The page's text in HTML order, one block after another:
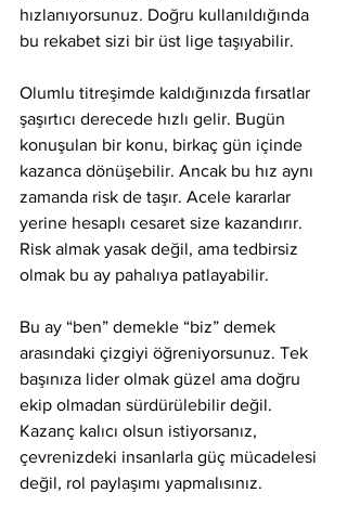
hızlanıyorsunuz. Doğru kullanıldığında
bu rekabet sizi bir üst lige taşıyabilir.
Olumlu titreşimde kaldığınızda fırsatlar
şaşırtıcı derecede hızlı gelir. Bugün
konuşulan bir konu, birkaç gün içinde
kazanca dönüşebilir. Ancak bu hız aynı
zamanda risk de taşır. Acele kararlar
yerine hesaplı cesaret size kazandırır.
Risk almak yasak değil, ama tedbirsiz
olmak bu ay pahalıya patlayabilir.
Bu ay “ben” demekle “biz” demek
arasındaki çizgiyi öğreniyorsunuz. Tek
başınıza lider olmak güzel ama doğru
ekip olmadan sürdürülebilir değil.
Kazanç kalıcı olsun istiyorsanız,
çevrenizdeki insanlarla güç mücadelesi
değil, rol paylaşımı yapmalısınız.